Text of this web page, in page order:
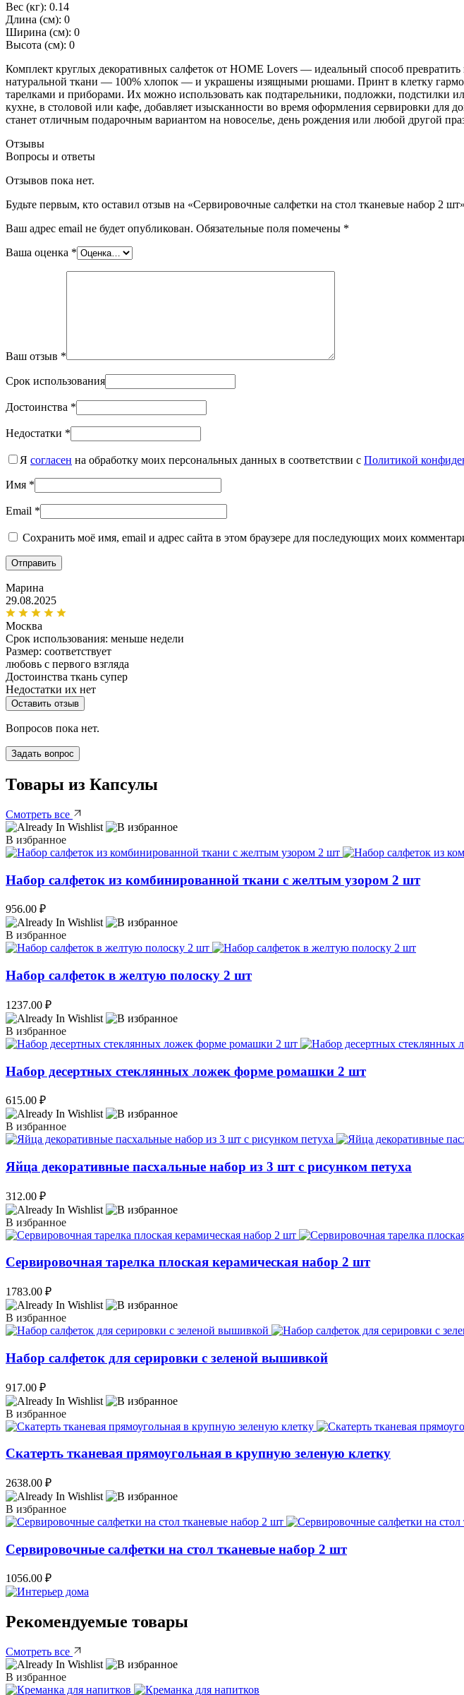
Вес (кг): 0.14
Длина (см): 0
Ширина (см): 0
Высота (см): 0
Комплект круглых декоративных салфеток от HOME Lovers — идеальный способ
натуральной ткани — 100% хлопок — и украшены изящными рюшами. Принт в клетку
тарелками и приборами. Их можно использовать как подтарельники, подложки, подстилки
кухне, в столовой или кафе, добавляет изысканности во время оформления сервировки
станет отличным подарочным вариантом на новоселье, день рождения или любой другой
Отзывы
Вопросы и ответы
Отзывов пока нет.
Будьте первым, кто оставил отзыв на «Сервировочные салфетки на стол тканевые набор 2 шт»
Ваш адрес email не будет опубликован. Обязательные поля помечены *
Ваша оценка *
Ваш отзыв *
Срок использования
Достоинства *
Недостатки *
Я согласен на обработку моих персональных данных в соответствии с Политикой
Имя *
Email *
Сохранить моё имя, email и адрес сайта в этом браузере для последующих моих
Марина
29.08.2025
Москва
Срок использования: меньше недели
Размер: соответствует
любовь с первого взгляда
Достоинства ткань супер
Недостатки их нет
Оставить отзыв
Вопросов пока нет.
Задать вопрос
Товары из Капсулы
Смотреть все
В избранное
Набор салфеток из комбинированной ткани с желтым узором 2 шт
956.00 ₽
В избранное
Набор салфеток в желтую полоску 2 шт
1237.00 ₽
В избранное
Набор десертных стеклянных ложек форме ромашки 2 шт
615.00 ₽
В избранное
Яйца декоративные пасхальные набор из 3 шт с рисунком петуха
312.00 ₽
В избранное
Сервировочная тарелка плоская керамическая набор 2 шт
1783.00 ₽
В избранное
Набор салфеток для серировки с зеленой вышивкой
917.00 ₽
В избранное
Скатерть тканевая прямоугольная в крупную зеленую клетку
2638.00 ₽
В избранное
Сервировочные салфетки на стол тканевые набор 2 шт
1056.00 ₽
Рекомендуемые товары
Смотреть все
В избранное